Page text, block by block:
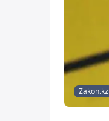
Zakon.kz